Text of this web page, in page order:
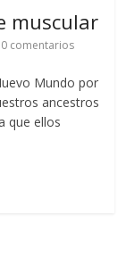
muscular
0 comentarios
Mundo por
ancestros
que ellos